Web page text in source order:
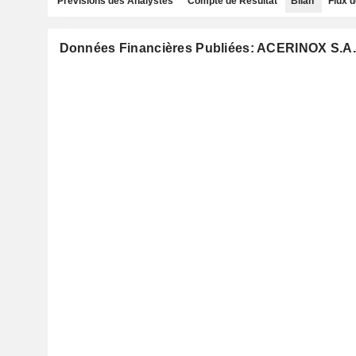
Données Financières Publiées: ACERINOX S.A.